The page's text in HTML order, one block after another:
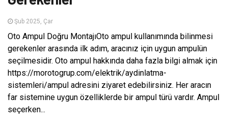
Şub 2025, Çar
Oto Ampul Doğru MontajıOto ampul kullanımında bilinmesi
gerekenler arasında ilk adım, aracınız için uygun ampulün
seçilmesidir. Oto ampul hakkında daha fazla bilgi almak için
https://morotogrup.com/elektrik/aydinlatma-
sistemleri/ampul adresini ziyaret edebilirsiniz. Her aracın
far sistemine uygun özelliklerde bir ampul türü vardır. Ampul
seçerken...